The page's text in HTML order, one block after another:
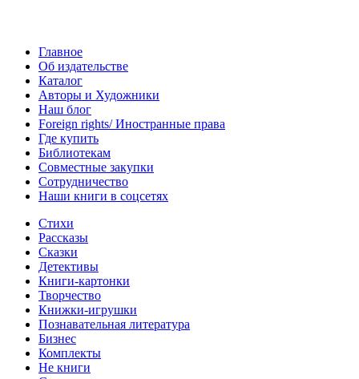
Главное
Об издательстве
Каталог
Авторы и Художники
Наш блог
Foreign rights/ Иностранные права
Где купить
Библиотекам
Совместные закупки
Сотрудничество
Наши книги в соцсетях
Стихи
Рассказы
Сказки
Детективы
Книги-картонки
Творчество
Книжки-игрушки
Познавательная литература
Бизнес
Комплекты
Не книги